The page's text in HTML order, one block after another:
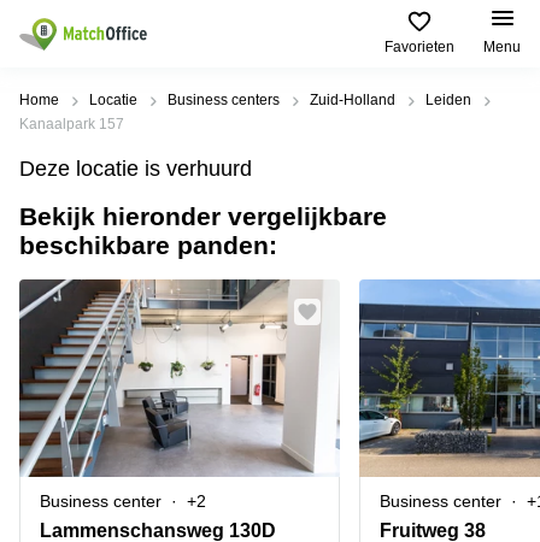
Favorieten Menu
Huren / Verhuren
Productpagina's
Kantoorruimten
Business
Flexplekken
Coworking
Spaces
Vergaderruimten
Virtueel
Kantoor
Bedrijfsruimte
Populaire
Steden
Alkmaar
Oost
Amsterdam
Westpoort
Bergen
op
Zoom
Amersfoort
Breda
Populaire
zoekopdrachten
Kantoorruimte
in Breda
Kantoor
huren
Bergen
op
Zoom
Kantoor
huren
Tiel
Kantoor
huren
Help
Over ons
Voeg je kantoorruimte toe
Huurprijs
Log in
Home Locatie Business centers Zuid-Holland
Leiden
Kanaalpark 157
Deze locatie is verhuurd
Bekijk hieronder vergelijkbare
beschikbare panden:
Business center +2
Lammenschansweg 130D
Business center
Fruitweg 38